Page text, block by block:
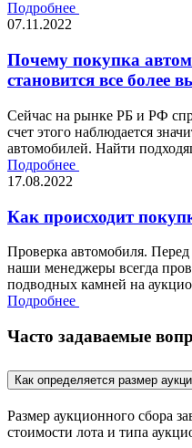
Подробнее
07.11.2022
Почему покупка
становится все более
Сейчас на рынке РБ и РФ
счет этого наблюдается
автомобилей. Найти
Подробнее
17.08.2022
Как происходит
Проверка автомобиля.
наши менеджеры всегда
подводных камней на
Подробнее
Часто задаваемые
Как определяется размер
Размер аукционного сбора
стоимости лота и типа